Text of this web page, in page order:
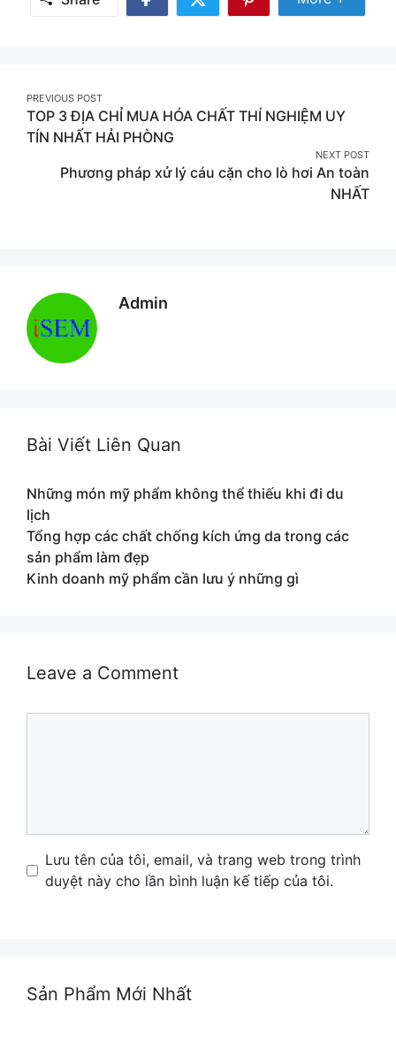
Share
Share
More
Post
navigation
PREVIOUS POST
TOP 3 ĐỊA CHỈ MUA HÓA CHẤT THÍ NGHIỆM UY
TÍN NHẤT HẢI PHÒNG
NEXT POST
Phương pháp xử lý cáu cặn cho lò hơi An toàn
NHẤT
Admin
Bài Viết Liên Quan
Những món mỹ phẩm không thể thiếu khi đi du
lịch
Tổng hợp các chất chống kích ứng da trong các
sản phẩm làm đẹp
Kinh doanh mỹ phẩm cần lưu ý những gì
Leave a Comment
Name
Email
Website
Lưu tên của tôi, email, và trang web trong trình
duyệt này cho lần bình luận kế tiếp của tôi.
Sản Phẩm Mới Nhất